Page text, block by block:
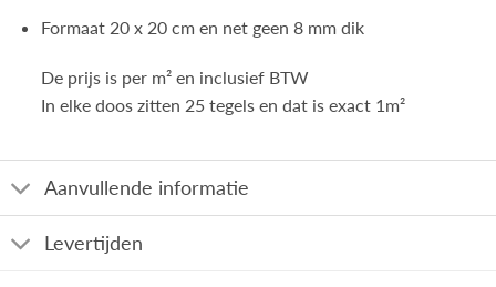
Formaat 20 x 20 cm en net geen 8 mm dik
De prijs is per m² en inclusief BTW
In elke doos zitten 25 tegels en dat is exact 1m²
Aanvullende informatie
Levertijden